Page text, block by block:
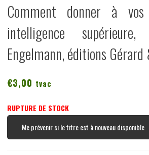
Comment donner à
intelligence
Engelmann, éditions Gérard
€3,00 tvac
RUPTURE DE STOCK
Me prévenir si le titre est à nouveau disponible